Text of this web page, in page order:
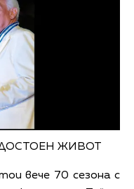
ЖИВОТ
вече 70 сезона с